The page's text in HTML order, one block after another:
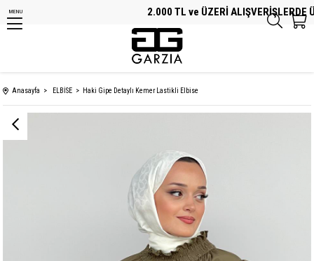
2.000 TL ve ÜZERİ ALIŞVERİŞLERDE
MENU
Anasayfa ELBİSE Haki Gipe Detaylı Kemer Lastikli Elbise